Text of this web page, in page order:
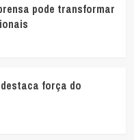
pode transformar
força do